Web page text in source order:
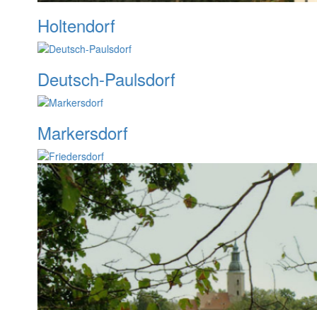
Holtendorf
Deutsch-Paulsdorf
Markersdorf